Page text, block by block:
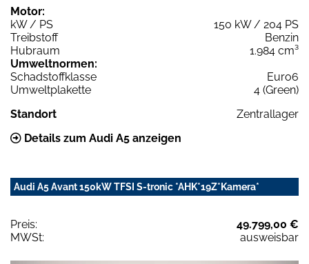
Motor:
kW / PS
150 kW / 204 PS
Treibstoff
Benzin
Hubraum
1.984 cm³
Umweltnormen:
Schadstoffklasse
Euro6
Umweltplakette
4 (Green)
Standort
Zentrallager
Details zum Audi A5 anzeigen
Audi A5 Avant 150kW TFSI S-tronic *AHK*19Z*Kamera*
Preis:
49.799,00 €
MWSt:
ausweisbar